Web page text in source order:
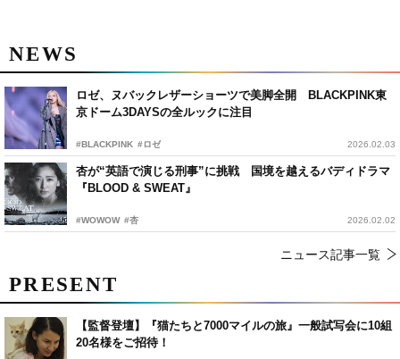
NEWS
ロゼ、ヌバックレザーショーツで美脚全開 BLACKPINK東
京ドーム3DAYSの全ルックに注目
#BLACKPINK #ロゼ 2026.02.03
杏が“英語で演じる刑事”に挑戦 国境を越えるバディドラマ
『BLOOD & SWEAT』
#WOWOW #杏 2026.02.02
ニュース記事一覧
PRESENT
【監督登壇】『猫たちと7000マイルの旅』一般試写会に10組
20名様をご招待！